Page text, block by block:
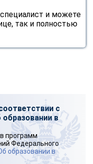
и можете
так и полностью
с
в
программ
Федерального
образовании в